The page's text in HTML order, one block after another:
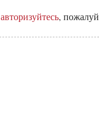
авторизуйтесь,